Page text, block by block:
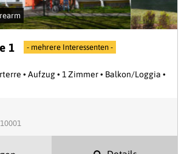
1 - mehrere Interessenten -
• Aufzug • 1 Zimmer • Balkon/Loggia •